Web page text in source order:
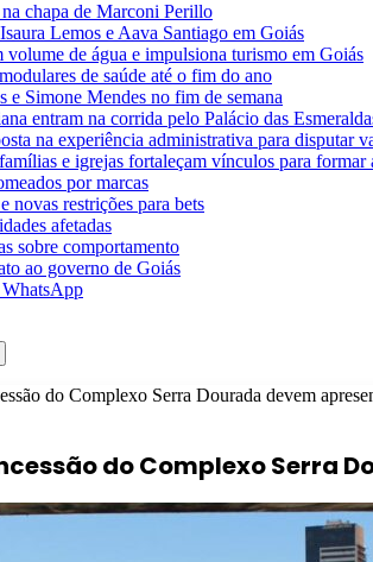
chapa de Marconi Perillo
Lemos e Aava Santiago em Goiás
de água e impulsiona turismo em Goiás
de saúde até o fim do ano
e Simone Mendes no fim de semana
entram na corrida pelo Palácio das
na experiência administrativa para disputar
e igrejas fortaleçam vínculos para formar
por marcas
novas restrições para bets
afetadas
sobre comportamento
ao governo de Goiás
WhatsApp
do Complexo Serra Dourada devem
do Complexo Serra